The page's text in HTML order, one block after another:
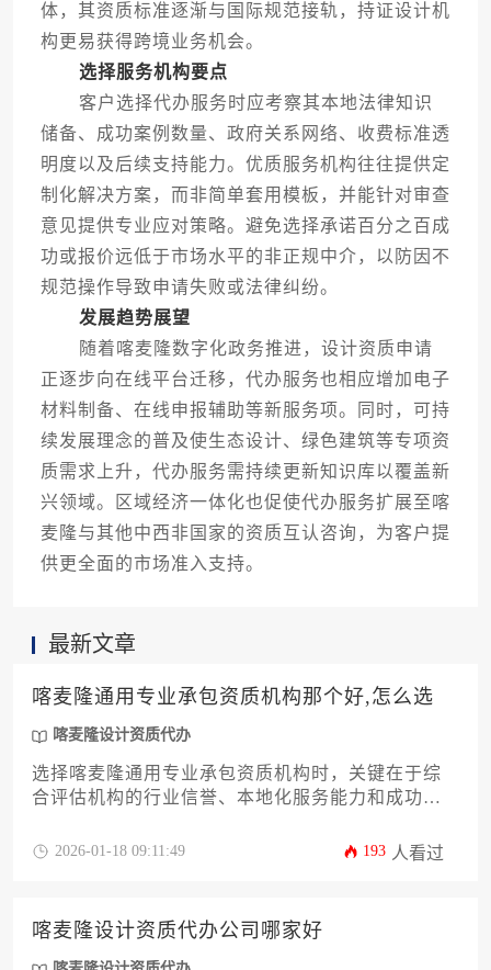
体，其资质标准逐渐与国际规范接轨，持证设计机
构更易获得跨境业务机会。
选择服务机构要点
客户选择代办服务时应考察其本地法律知识
储备、成功案例数量、政府关系网络、收费标准透
明度以及后续支持能力。优质服务机构往往提供定
制化解决方案，而非简单套用模板，并能针对审查
意见提供专业应对策略。避免选择承诺百分之百成
功或报价远低于市场水平的非正规中介，以防因不
规范操作导致申请失败或法律纠纷。
发展趋势展望
随着喀麦隆数字化政务推进，设计资质申请
正逐步向在线平台迁移，代办服务也相应增加电子
材料制备、在线申报辅助等新服务项。同时，可持
续发展理念的普及使生态设计、绿色建筑等专项资
质需求上升，代办服务需持续更新知识库以覆盖新
兴领域。区域经济一体化也促使代办服务扩展至喀
麦隆与其他中西非国家的资质互认咨询，为客户提
供更全面的市场准入支持。
最新文章
喀麦隆通用专业承包资质机构那个好,怎么选
喀麦隆设计资质代办
选择喀麦隆通用专业承包资质机构时，关键在于综
合评估机构的行业信誉、本地化服务能力和成功案
团队专业度、考察历史项目经验等维度进行筛选，
计资质代办业务的综合型顾问公司。
2026-01-18 09:11:49 193 人看过
喀麦隆设计资质代办公司哪家好